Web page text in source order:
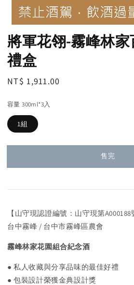
將軍花翎-霧峰林
禮盒
Regular
NT$ 1,911.00
容量 300ml*3入
1組
售完
【山守現認證編號：山守現第A000188
台中霧峰 / 台中市霧峰區農會
霧峰林家花園組合紀念酒
● 私人收藏與分享品味的最佳好禮
● 包裝設計榮獲金典設計獎